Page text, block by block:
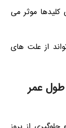
کلیدها موثر می
از علت های
طول عمر